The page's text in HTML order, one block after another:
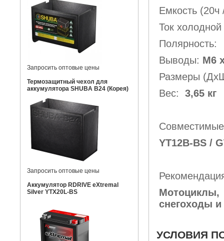
Запросить оптовые цены
Термозащитный чехол для
аккумулятора SHUBA B24 (Корея)
Запросить оптовые цены
Аккумулятор RDRIVE eXtremal
Silver YTX20L-BS
Емкость
Ток
Полярность:
Выводы: М6
Размеры
Вес:
3,65 кг
YT12B-BS /
снегоходы и
УСЛОВИЯ